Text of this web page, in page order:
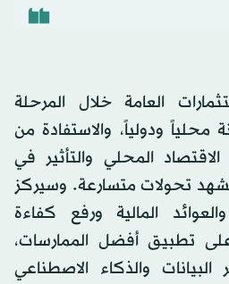
العامة خلال المرحلة
محلياً ودولياً، والاستفادة من
المحلي والتأثير في
يشهد تحولات متسارعة. وسيركز
المالية ورفع كفاءة
على تطبيق أفضل الممارسات،
البيانات والذكاء الاصطناعي